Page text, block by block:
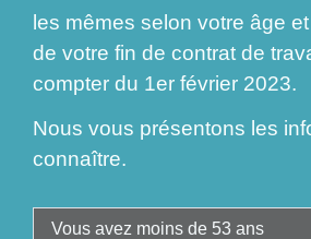
les mêmes selon votre âge
de votre fin de contrat de
compter du 1er février 2023.
Nous vous présentons les
connaître.
Vous avez moins de 53 ans